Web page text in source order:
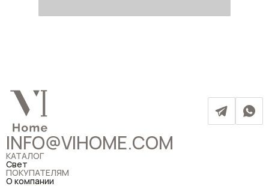
INFO@VIHOME.COM
КАТАЛОГ
Свет
ПОКУПАТЕЛЯМ
О компании